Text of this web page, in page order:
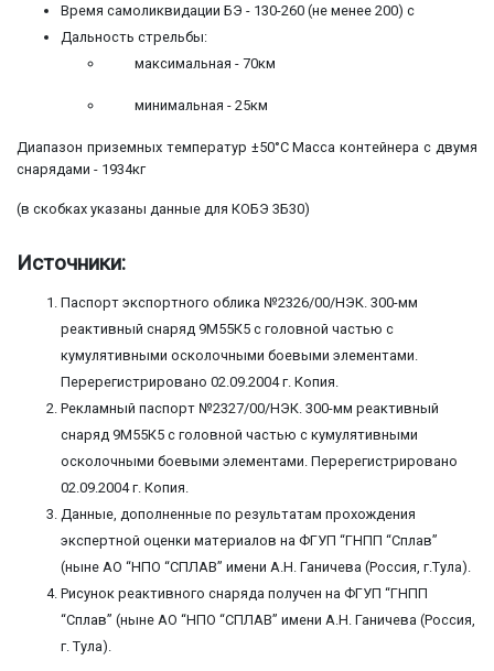
Время самоликвидации БЭ - 130-260 (не менее 200) с
Дальность стрельбы:
максимальная - 70км
минимальная - 25км
Диапазон приземных температур ±50°С Масса контейнера с двумя
снарядами - 1934кг
(в скобках указаны данные для КОБЭ 3Б30)
Источники:
Паспорт экспортного облика №2326/00/НЭК. 300-мм
реактивный снаряд 9М55К5 с головной частью с
кумулятивными осколочными боевыми элементами.
Перерегистрировано 02.09.2004 г. Копия.
Рекламный паспорт №2327/00/НЭК. 300-мм реактивный
снаряд 9М55К5 с головной частью с кумулятивными
осколочными боевыми элементами. Перерегистрировано
02.09.2004 г. Копия.
Данные, дополненные по результатам прохождения
экспертной оценки материалов на ФГУП “ГНПП “Сплав”
(ныне АО “НПО “СПЛАВ” имени А.Н. Ганичева (Россия, г.Тула).
Рисунок реактивного снаряда получен на ФГУП “ГНПП
“Сплав” (ныне АО “НПО “СПЛАВ” имени А.Н. Ганичева (Россия,
г. Тула).